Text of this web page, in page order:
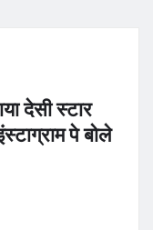
देसी स्टार
पे बोले